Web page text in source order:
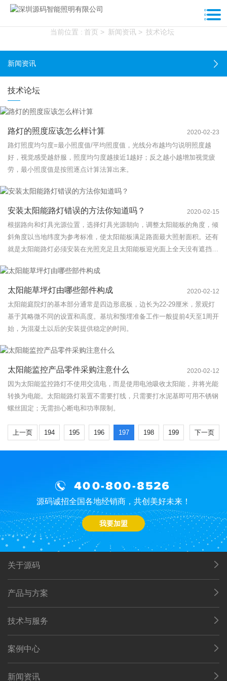
当前位置 : 首页 > 新闻资讯 > 技术论坛
新闻资讯
技术论坛
路灯的照度应该怎么样计算 2020-02-23
路灯照度均匀度=最小照度值/平均照度值，光线分布越均匀说明照度越
好，视觉感受越舒服，照度均匀度越接近1越好；反之越小越增加视觉疲
劳，最小照度值是按照逐点计算法算出来。
安装太阳能路灯错误的方法你知道吗？ 2020-02-15
根据路向和灯具光源位置，选择灯具光源朝向，调整太阳能板的角度，倾
斜角度以当地纬度为参考标准，使太阳能板满足路面最大照射面积。还有
就是太阳能路灯必须安装在光照充足且太阳能板迎光面上全天没有遮挡阴
太阳能草坪灯由哪些部件构成 2020-02-12
太阳能庭院灯的基本部分通常是四边形底板，边长为22-29厘米，景观灯
基于其略微不同的设置和高度。基坑和预埋准备工作一般提前4天至1周开
始，为混凝土以后的安装提供稳定的时间。
太阳能监控产品零件采购注意什么 2020-02-12
因为太阳能监控路灯不使用交流电，而是使用电池吸收太阳能，并将光能
转换为电能。太阳能路灯装置不需要打线，只需要打水泥基即可用不锈钢
螺丝固定；无需担心断电和功率限制。
上一页 194 195 196 197 198 199 下一页
400-800-8526
源码诚招全国各地经销商，共创美好未来！
我要加盟
关于源码
产品与方案
技术与服务
案例中心
新闻资讯